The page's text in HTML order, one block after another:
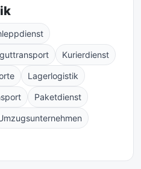
Kurierdienst
Lagerlogistik
Paketdienst